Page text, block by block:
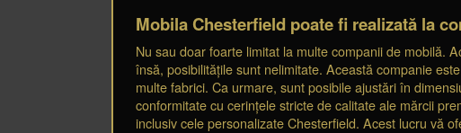
Mobila Chesterfield poate fi realizată la
Nu sau doar foarte limitat la multe companii de mobilă.
însă, posibilitățile sunt nelimitate. Această companie
multe fabrici. Ca urmare, sunt posibile ajustări în
conformitate cu cerințele stricte de calitate ale mărcii
inclusiv cele personalizate Chesterfield. Acest lucru vă